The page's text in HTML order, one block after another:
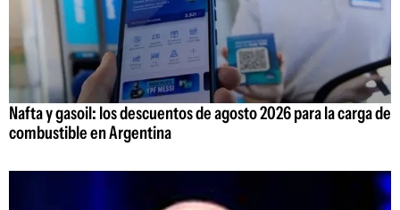
Nafta y gasoil: los descuentos de agosto 2026 para la carga de
combustible en Argentina